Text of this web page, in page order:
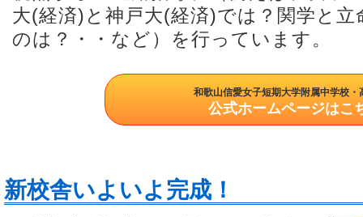
大(経済)と神戸大(経済)では？関学と
のは？・・など）を行っています。
和歌山信愛女子短期大学附属中学校・
公式ホームページはこ
新校舎いよいよ完成！